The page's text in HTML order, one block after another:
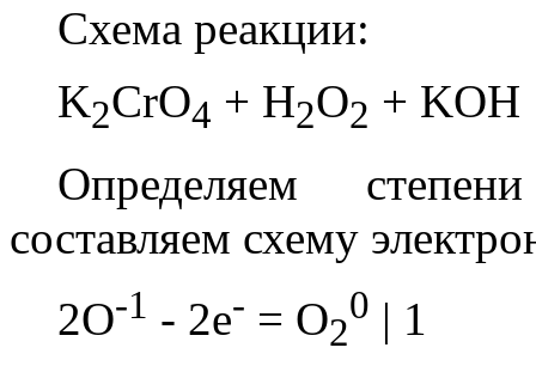
Схема реакции:
K2CrO4 + H2O2 +
Определяем
составляем схему
2O-1 - 2e- = O2
0 | 1